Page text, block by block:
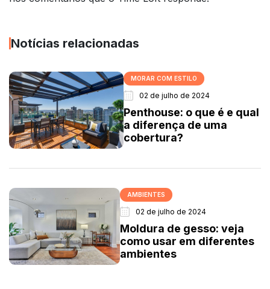
Notícias relacionadas
MORAR COM ESTILO
02 de julho de 2024
Penthouse: o que é e qual
a diferença de uma
cobertura?
AMBIENTES
02 de julho de 2024
Moldura de gesso: veja
como usar em diferentes
ambientes